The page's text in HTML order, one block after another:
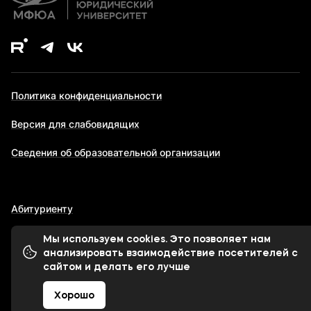
Политика конфиденциальности
Версия для слабовидящих
Сведения об образовательной организации
Абитуриенту
© 1998-2026 Московский финансово-юридический
университет МФЮА
Мы используем cookies. Это позволяет нам
анализировать взаимодействие посетителей с
сайтом и делать его лучше
Хорошо